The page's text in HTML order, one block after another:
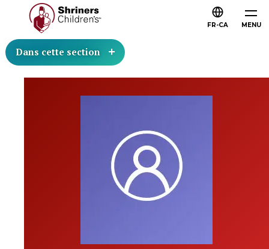
MENU
FR-CA
Dans cette section